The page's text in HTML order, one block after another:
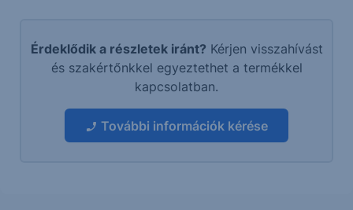
Érdeklődik a részletek iránt? Kérjen visszahívást
és szakértőnkkel egyeztethet a termékkel
kapcsolatban.
További információk kérése